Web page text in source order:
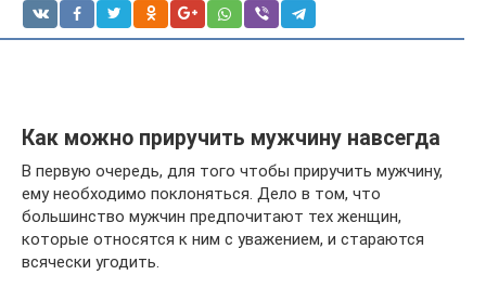
Как можно приручить мужчину навсегда
В первую очередь, для того чтобы приручить мужчину,
ему необходимо поклоняться. Дело в том, что
большинство мужчин предпочитают тех женщин,
которые относятся к ним с уважением, и стараются
всячески угодить.